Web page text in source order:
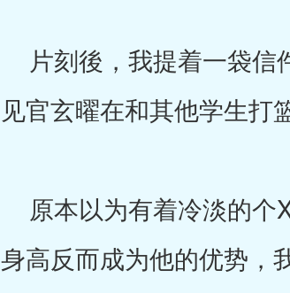
片刻後，我提着一袋信
见官玄曜在和其他学生打
原本以为有着冷淡的个
身高反而成为他的优势，